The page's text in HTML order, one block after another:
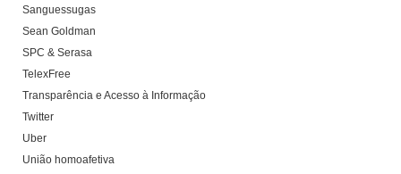
Sanguessugas
Sean Goldman
SPC & Serasa
TelexFree
Transparência e Acesso à Informação
Twitter
Uber
União homoafetiva